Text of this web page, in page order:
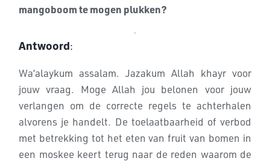
mangoboom te mogen plukken?
Antwoord:
Wa’alaykum assalam. Jazakum Allah khayr voor
jouw vraag. Moge Allah jou belonen voor jouw
verlangen om de correcte regels te achterhalen
alvorens je handelt. De toelaatbaarheid of verbod
met betrekking tot het eten van fruit van bomen in
een moskee keert terug naar de reden waarom de